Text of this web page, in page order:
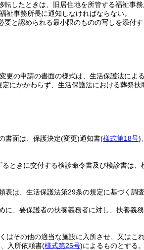
したときは、旧居住地を所管する福祉事
祉事務所長に通知しなければならない。
と認められる最小限のものの写しを添付す
更の申請の書面の様式は、生活保護法によ
定にかかわらず、生活保護法における葬祭扶
書面は、保護決定(変更)通知書(様式第18号)
ときに交付する検診命令書及び検診書は、
は、生活保護法第29条の規定に基づく調
、要保護者の扶養義務者に対し、扶養義
はその他の適当な施設に入所させ、又はこ
入所依頼書(様式第25号)によるものとする。